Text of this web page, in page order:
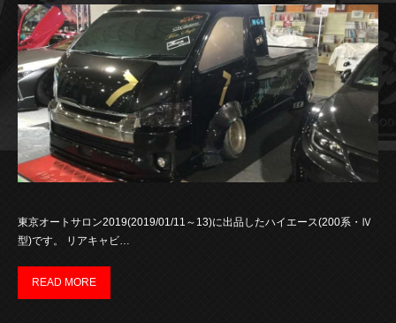
東京オートサロン2019(2019/01/11～13)に出品したハイエース(200系・Ⅳ
型)です。 リアキャビ…
READ MORE